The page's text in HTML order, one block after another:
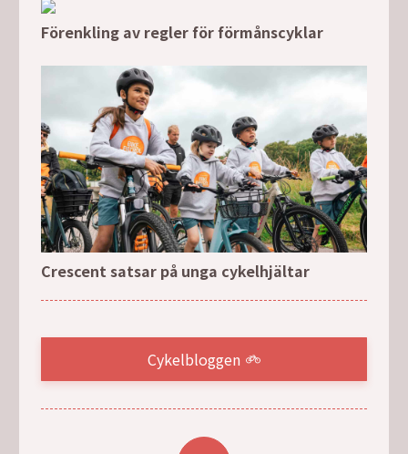
Förenkling av regler för förmånscyklar
Crescent satsar på unga cykelhjältar
Cykelbloggen